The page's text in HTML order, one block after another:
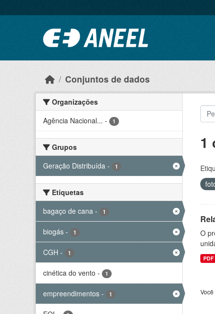
Conjuntos de dados
Organizações
Agência Nacional... - 1
Grupos
Geração Distribuída - 1
Etiquetas
bagaço de cana - 1
biogás - 1
CGH - 1
cinética do vento - 1
empreendimentos - 1
1
O
PDF